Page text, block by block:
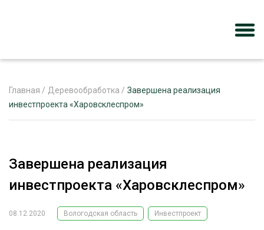
РЕКЛАМОДАТЕЛЯМ
Главная / Деревообработка / Завершена реализация
инвестпроекта «Харовсклеспром»
Завершена реализация
инвестпроекта «Харовсклеспром»
08.12.2020 Вологодская область Инвестпроект